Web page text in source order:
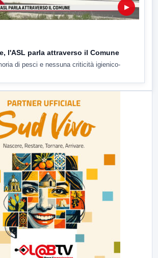
▶
l'ASL parla attraverso il Comune
di pesci e nessuna criticità igienico-